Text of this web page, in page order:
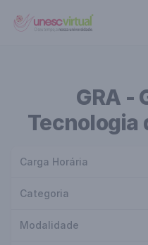
UNESC VIRTUAL
GRA -
Tecnologia
Carga Horária
Categoria
Modalidade